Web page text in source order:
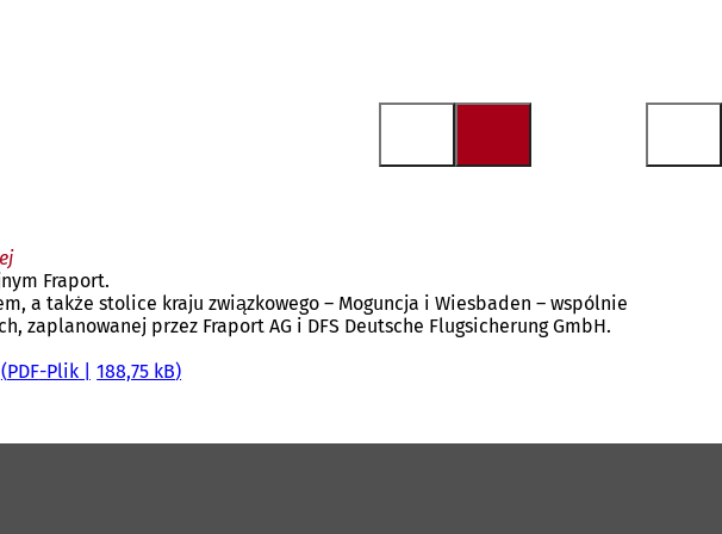
Fraport.
a także stolice kraju związkowego – Moguncja i Wiesbaden – wspólnie
przez Fraport AG i DFS Deutsche Flugsicherung GmbH.
PDF-Plik 188,75 kB